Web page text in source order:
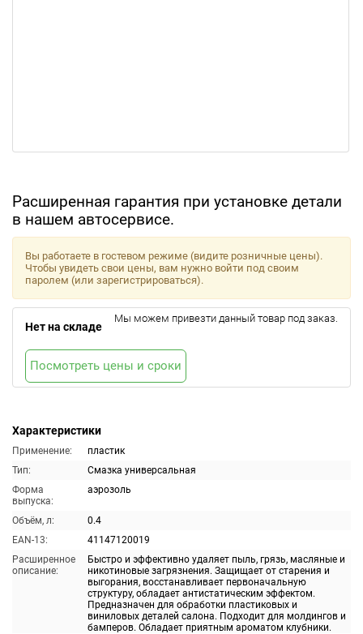
Расширенная гарантия при установке детали
в нашем автосервисе.
Характеристики
Применение:
пластик
Тип:
Смазка универсальная
Форма
выпуска:
аэрозоль
Объём, л:
0.4
EAN-13:
41147120019
Расширенное
описание:
Быстро и эффективно удаляет пыль, грязь, масляные и
никотиновые загрязнения. Защищает от старения и
выгорания, восстанавливает первоначальную
структуру, обладает антистатическим эффектом.
Предназначен для обработки пластиковых и
виниловых деталей салона. Подходит для молдингов и
бамперов. Обладает приятным ароматом клубники.
Вы работаете в гостевом режиме (видите розничные цены).
Чтобы увидеть свои цены, вам нужно войти под своим
паролем (или зарегистрироваться).
Нет на складе
Мы можем привезти данный товар под заказ.
Посмотреть цены и сроки